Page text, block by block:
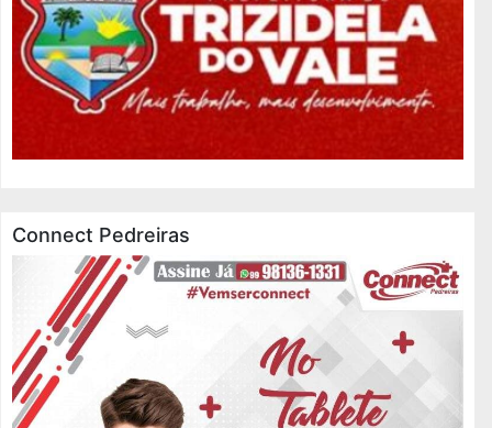
Connect Pedreiras